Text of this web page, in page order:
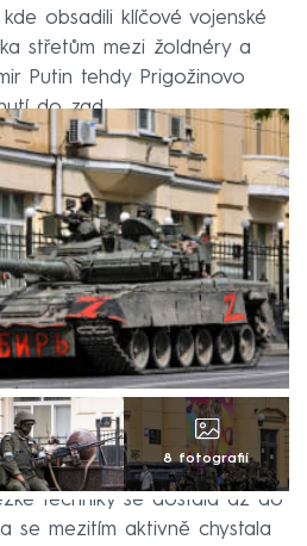
obsadili klíčové vojenské
střetům mezi žoldnéry a
Putin tehdy Prigožinovo
do zad.
8 fotografií
techniky se dostala až do
se mezitím aktivně chystala